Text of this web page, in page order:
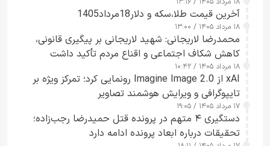
آخرین قیمت طلا،سکه و دلار18مرداد1405
۱۸ مرداد ۱۴۰۵ / ۱۳:۰۰
محمدرضا لاریجانی: شهید لاریجانی بر پیگیری قانونی،
کاهش شکاف اجتماعی و اقناع مردم تأکید داشت
۱۸ مرداد ۱۴۰۵ / ۱۰:۴۲
xAI از Imagine Image 2.0 رونمایی کرد؛ تمرکز ویژه بر
تایپوگرافی و ویرایش هوشمند تصاویر
۱۷ مرداد ۱۴۰۵ / ۱۹:۰۵
دستگیری ۴ متهم در پرونده قتل حمیدرضا رجب‌زاده؛
تحقیقات درباره ابعاد پرونده ادامه دارد